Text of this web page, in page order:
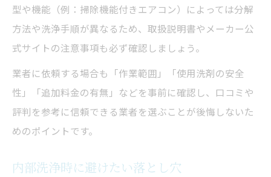
業者選びで注意したいチェックポイント
悪質業者を避けるための見分け方
見積もり時に確認すべき事項
口コミや評判の正しい活用法
おすすめ業者の比較ポイント
型や機能（例：掃除機能付きエアコン）によっては分解
方法や洗浄手順が異なるため、取扱説明書やメーカー公
式サイトの注意事項も必ず確認しましょう。
業者に依頼する場合も「作業範囲」「使用洗剤の安全
性」「追加料金の有無」などを事前に確認し、口コミや
評判を参考に信頼できる業者を選ぶことが後悔しないた
めのポイントです。
内部洗浄時に避けたい落とし穴